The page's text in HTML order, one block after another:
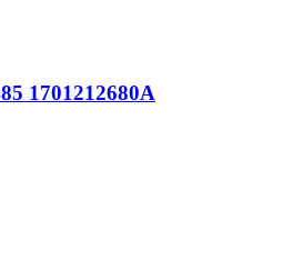
1701212680A